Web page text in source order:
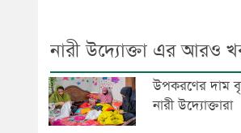
নারী উদ্যোক্তা এর আরও
উপকরণের দাম
নারী উদ্যোক্তারা